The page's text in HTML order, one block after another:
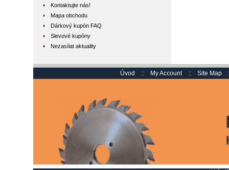
Kontaktujte nás!
Mapa obchodu
Dárkový kupón FAQ
Slevové kupóny
Nezasílat aktuality
Úvod :: My Account :: Site Map